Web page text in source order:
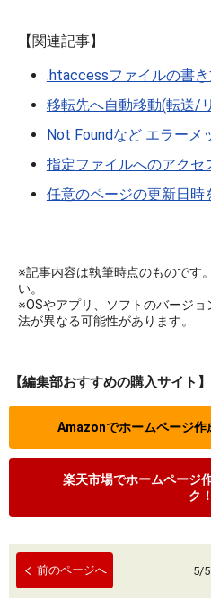
【関連記事】
.htaccessファイルの書
移転先へ自動移動(転送/
Not Foundなど エラーメ
指定ファイルへのアクセ
任意のページの更新日時
※記事内容は執筆時点のものです
い。
※OSやアプリ、ソフトのバージ
法が異なる可能性があります。
【編集部おすすめの購入サイト】
Amazonでホームページ作
楽天市場でホームページ
ク！
前のページへ 5/5